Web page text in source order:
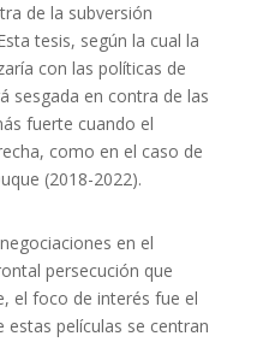
de la subversión
tesis, según la cual la
con las políticas de
sesgada en contra de las
fuerte cuando el
como en el caso de
(2018-2022).
en el
persecución que
el foco de interés fue el
estas películas se centran